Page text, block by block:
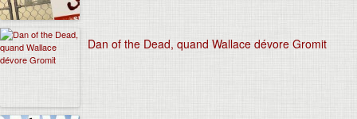
Dan of the Dead, quand Wallace dévore Gromit